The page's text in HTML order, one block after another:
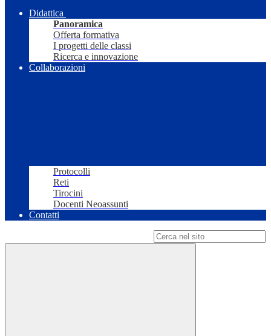
Didattica
Panoramica
Offerta formativa
I progetti delle classi
Ricerca e innovazione
Collaborazioni
Protocolli
Reti
Tirocini
Docenti Neoassunti
Contatti